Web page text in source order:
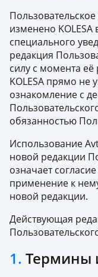
изменено
специального
редакция
силу с момента
KOLESA прямо не
ознакомление с
обязанностью
Использование
новой редакции
означает
применение к
новой редакции.
Действующая
1. Термины